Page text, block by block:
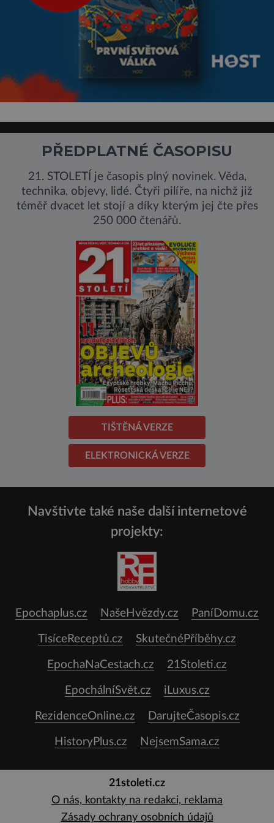
PŘEDPLATNÉ ČASOPISU
21. STOLETÍ je časopis plný novinek. Věda,
technika, objevy, lidé. Čtyři pilíře, na nichž již
téměř dvacet let stojí a díky kterým jej čte přes
250 000 čtenářů.
TIŠTĚNÁ VERZE
ELEKTRONICKÁ VERZE
Navštivte také naše další internetové
projekty:
Epochaplus.cz NašeHvězdy.cz PaníDomu.cz
TisíceReceptů.cz SkutečnéPříběhy.cz
EpochaNaCestach.cz 21Stoleti.cz
EpochálníSvět.cz iLuxus.cz
RezidenceOnline.cz DarujteČasopis.cz
HistoryPlus.cz NejsemSama.cz
21stoleti.cz
O nás, kontakty na redakci, reklama
Zásady ochrany osobních údajů